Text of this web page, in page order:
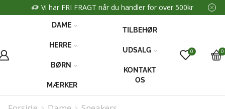
Vi har FRI FRAGT når du handler for over 500kr
DAME
HERRE
BØRN
MÆRKER
TILBEHØR
UDSALG
KONTAKT
OS
0 0